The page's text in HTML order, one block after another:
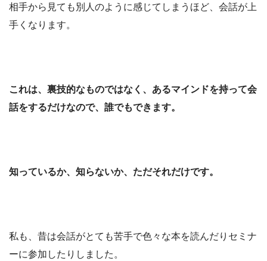
相手から見ても別人のように感じてしまうほど、会話が上
手くなります。
これは、裏技的なものではなく、あるマインドを持って会
話をするだけなので、誰でもできます。
知っているか、知らないか、ただそれだけです。
私も、昔は会話がとても苦手で色々な本を読んだりセミナ
ーに参加したりしました。